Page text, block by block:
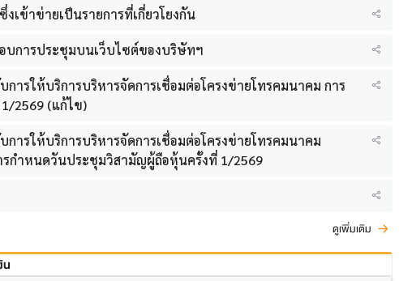
เข้าข่ายเป็นรายการที่เกี่ยวโยงกัน
บการประชุมบนเว็บไซต์ของบริษัทฯ
ารให้บริการบริหารจัดการเชื่อมต่อโครงข่ายโทรคมนาคม การ
2569 (แก้ไข)
ารให้บริการบริหารจัดการเชื่อมต่อโครงข่ายโทรคมนาคม
รกำหนดวันประชุมวิสามัญผู้ถือหุ้นครั้งที่ 1/2569
ดูเพิ่มเติม
น